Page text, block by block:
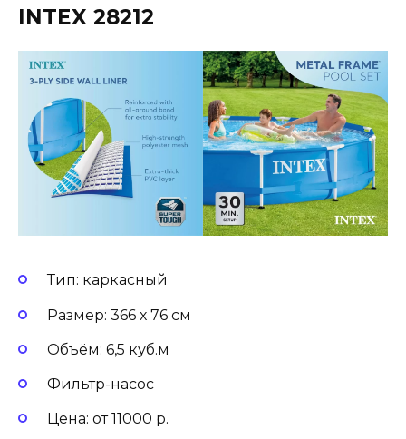
INTEX 28212
Тип: каркасный
Размер: 366 х 76 см
Объём: 6,5 куб.м
Фильтр-насос
Цена: от 11000 р.